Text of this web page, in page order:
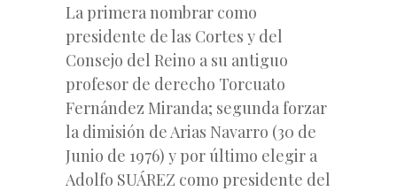
La primera nombrar como
presidente de las Cortes y del
Consejo del Reino a su antiguo
profesor de derecho Torcuato
Fernández Miranda; segunda forzar
la dimisión de Arias Navarro (30 de
Junio de 1976) y por último elegir a
Adolfo SUÁREZ como presidente del